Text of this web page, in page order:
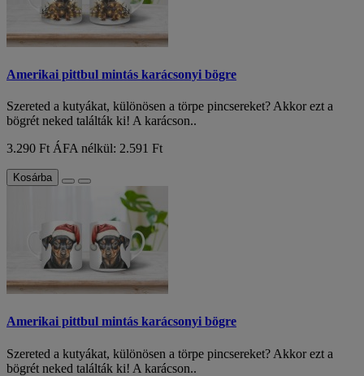
Amerikai pittbul mintás karácsonyi bögre
Szereted a kutyákat, különösen a törpe pincsereket? Akkor ezt a
bögrét neked találták ki! A karácson..
3.290 Ft ÁFA nélkül: 2.591 Ft
Kosárba
Amerikai pittbul mintás karácsonyi bögre
Szereted a kutyákat, különösen a törpe pincsereket? Akkor ezt a
bögrét neked találták ki! A karácson..